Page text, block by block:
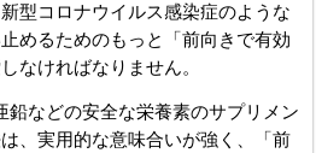
型コロナウイルス感染症のような
めるためのもっと「前向きで有効
なければなりません。
鉛などの安全な栄養素のサプリメン
、実用的な意味合いが強く、「前